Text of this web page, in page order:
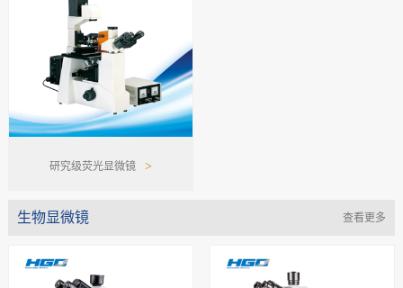
研究级荧光显微镜 >
生物显微镜 查看更多